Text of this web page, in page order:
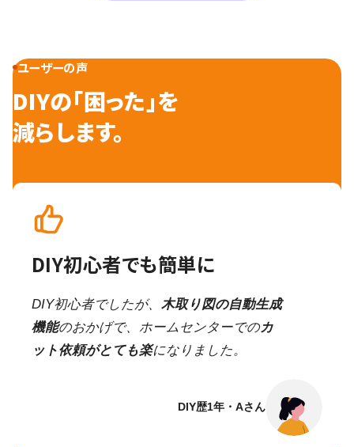
ユーザーの声
DIYの「困った」を
減らします。
DIY初心者でも簡単に
DIY初心者でしたが、 木取り図の自動生成
機能のおかげで、ホームセンターでのカ
ット依頼がとても楽になりました。
DIY歴1年・Aさん